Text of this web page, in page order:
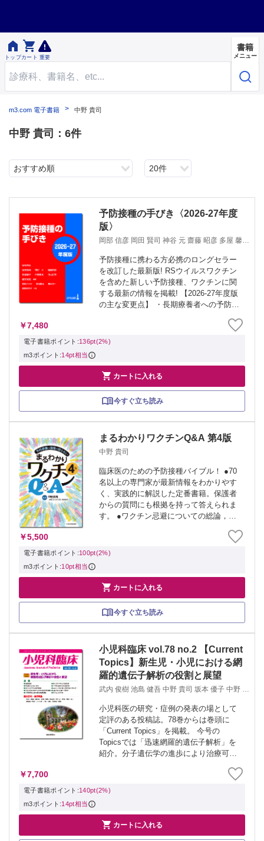

トップ

カート 重要
書籍
メニュー
m3.com 電子書籍 中野 貴司
中野 貴司：6件
おすすめ順 20件
予防接種の手びき〈2026-27年度
版〉
岡部 信彦 岡田 賢司 神谷 元 齋藤 昭彦 多屋 馨子
予防接種に携わる方必携のロングセラー
を改訂した最新版! RSウイルスワクチン
を含めた新しい予防接種、ワクチンに関
する最新の情報を掲載! 【2026-27年度版
の主な変更点】 ・長期療養者への予防接
妊婦へのワクチン接種 ・抗体医薬製剤に
ついて ・沈降20価肺炎球...
￥7,480
電子書籍ポイント:136pt(2%)
m3ポイント:14pt相当
 カートに入れる
今すぐ立ち読み
まるわかりワクチンQ&A 第4版
中野 貴司
臨床医のための予防接種バイブル！ ●70
名以上の専門家が最新情報をわかりやす
く、実践的に解説した定番書籍。保護者
からの質問にも根拠を持って答えられま
す。 ●ワクチン忌避についての総論，新
￥5,500
電子書籍ポイント:100pt(2%)
m3ポイント:10pt相当
 カートに入れる
今すぐ立ち読み
小児科臨床 vol.78 no.2 【Current
Topics】新生児・小児における網
羅的遺伝子解析の役割と展望
武内 俊樹 池島 健吾 中野 貴司 坂本 優子 中野 聡
中山 龍宏
小児科医の研究・症例の発表の場として
定評のある投稿誌。78巻からは巻頭に
「Current Topics」を掲載。 今号の
Topicsでは「迅速網羅的遺伝子解析」を
紹介。分子遺伝学の進歩により治療可能
児・小児の診療における現状について解
説をしています。 また、78巻か...
￥7,700
電子書籍ポイント:140pt(2%)
m3ポイント:14pt相当
 カートに入れる